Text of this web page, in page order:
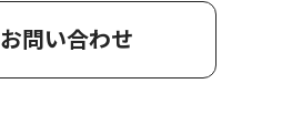
お問い合わせ